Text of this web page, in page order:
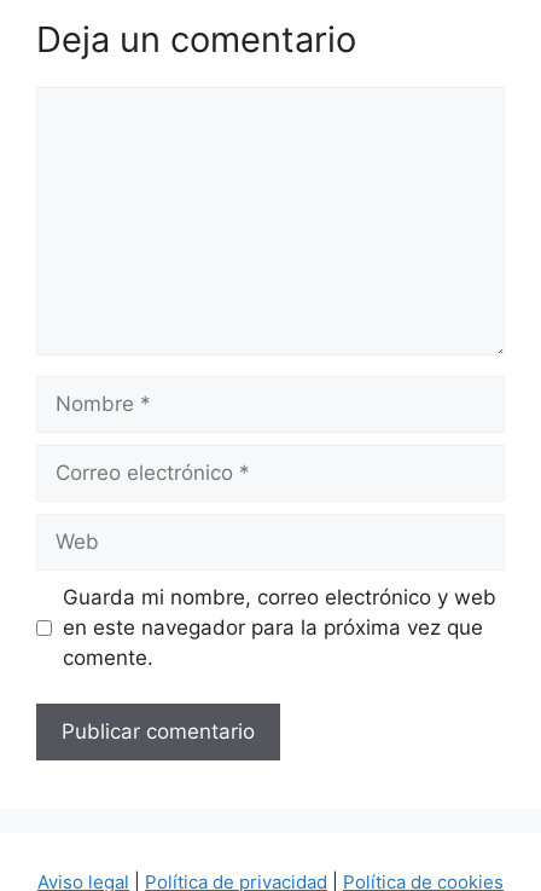
Deja un comentario
electrónico
Guarda mi nombre, correo electrónico y web
en este navegador para la próxima vez que
comente.
Aviso legal Política de privacidad Política de cookies